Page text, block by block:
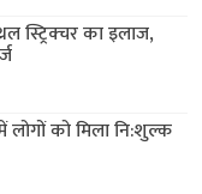
स्ट्रिक्चर का इलाज,
को मिला नि:शुल्क